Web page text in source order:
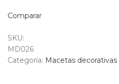
Comparar
SKU:
MD026
Categoría: Macetas decorativas